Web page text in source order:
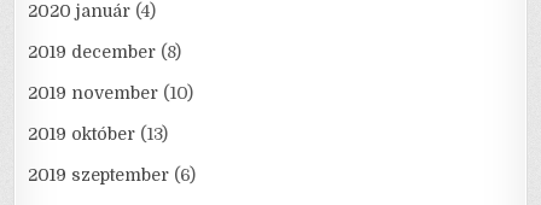
2020 január (4)
2019 december (8)
2019 november (10)
2019 október (13)
2019 szeptember (6)